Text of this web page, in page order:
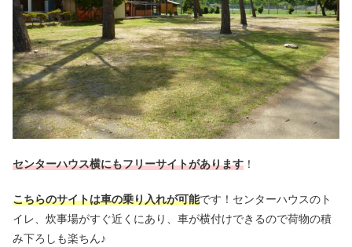
センターハウス横にもフリーサイトがあります ！
こちらのサイトは車の乗り入れが可能です！センターハウスのト
イレ、炊事場がすぐ近くにあり、車が横付けできるので荷物の積
み下ろしも楽ちん♪